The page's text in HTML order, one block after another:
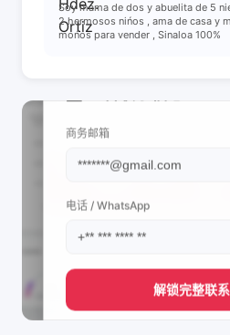
Soy mama de dos y abuelita de 5
2 hermosos nińos , ama de casa y
mońos para vender , Sinaloa 100%
商务邮箱
电话 / WhatsApp
解锁完整联